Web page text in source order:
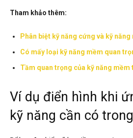
Tham khảo thêm:
Phân biệt kỹ năng cứng và kỹ năng
Có mấy loại kỹ năng mềm quan
Tầm quan trọng của kỹ năng
Ví dụ điển hình khi
kỹ năng cần có